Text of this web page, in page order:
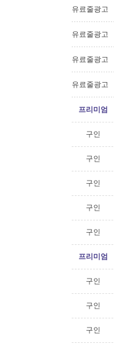
유료줄광고
유료줄광고
유료줄광고
유료줄광고
프리미엄
구인
구인
구인
구인
구인
프리미엄
구인
구인
구인